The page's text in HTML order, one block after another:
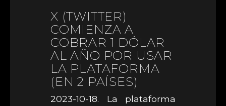
X (TWITTER)
COMIENZA A
COBRAR 1 DÓLAR
AL AÑO POR USAR
LA PLATAFORMA
(EN 2 PAÍSES)
2023-10-18. La plataforma